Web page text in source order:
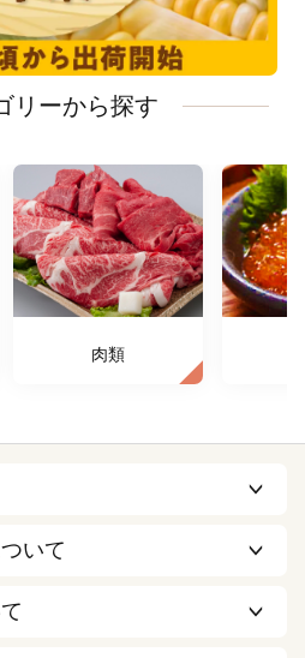
リーから探す
肉類
いて